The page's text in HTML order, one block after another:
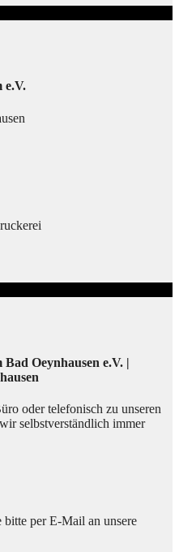
e.V.
Oeynhausen e.V. |
oder telefonisch zu unseren
selbstverständlich immer
per E-Mail an unsere